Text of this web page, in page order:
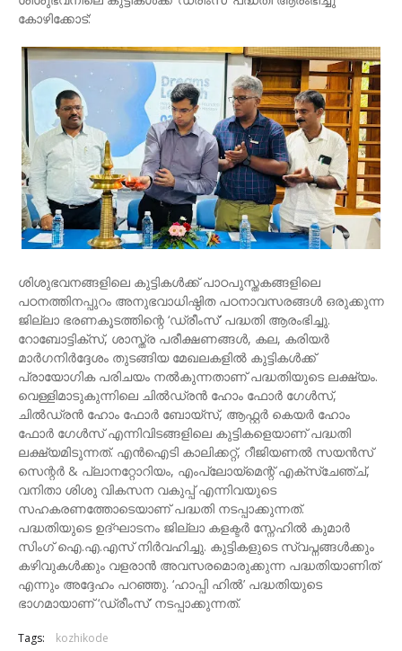
കോഴിക്കോട്:
ശിശുഭവനങ്ങളിലെ കുട്ടികൾക്ക് പാഠപുസ്തകങ്ങളിലെ
പഠനത്തിനപ്പുറം അനുഭവാധിഷ്ഠിത പഠനാവസരങ്ങൾ ഒരുക്കുന്ന
ജില്ലാ ഭരണകൂടത്തിന്റെ ‘ഡ്രീംസ്’ പദ്ധതി ആരംഭിച്ചു.
റോബോട്ടിക്സ്, ശാസ്ത്ര പരീക്ഷണങ്ങൾ, കല, കരിയർ
മാർഗനിർദ്ദേശം തുടങ്ങിയ മേഖലകളിൽ കുട്ടികൾക്ക്
പ്രായോഗിക പരിചയം നൽകുന്നതാണ് പദ്ധതിയുടെ ലക്ഷ്യം.
വെള്ളിമാടുകുന്നിലെ ചിൽഡ്രൻ ഹോം ഫോർ ഗേൾസ്,
ചിൽഡ്രൻ ഹോം ഫോർ ബോയ്സ്, ആഫ്റ്റർ കെയർ ഹോം
ഫോർ ഗേൾസ് എന്നിവിടങ്ങളിലെ കുട്ടികളെയാണ് പദ്ധതി
ലക്ഷ്യമിടുന്നത്. എൻഐടി കാലിക്കറ്റ്, റീജിയണൽ സയൻസ്
സെന്റർ & പ്ലാനറ്റോറിയം, എംപ്ലോയ്മെന്റ് എക്സ്ചേഞ്ച്,
വനിതാ ശിശു വികസന വകുപ്പ് എന്നിവയുടെ
സഹകരണത്തോടെയാണ് പദ്ധതി നടപ്പാക്കുന്നത്.
പദ്ധതിയുടെ ഉദ്ഘാടനം ജില്ലാ കളക്ടർ സ്നേഹിൽ കുമാർ
സിംഗ് ഐ.എ.എസ് നിർവഹിച്ചു. കുട്ടികളുടെ സ്വപ്നങ്ങൾക്കും
കഴിവുകൾക്കും വളരാൻ അവസരമൊരുക്കുന്ന പദ്ധതിയാണിത്
എന്നും അദ്ദേഹം പറഞ്ഞു. ‘ഹാപ്പി ഹിൽ’ പദ്ധതിയുടെ
ഭാഗമായാണ് ‘ഡ്രീംസ്’ നടപ്പാക്കുന്നത്.
Tags: kozhikode